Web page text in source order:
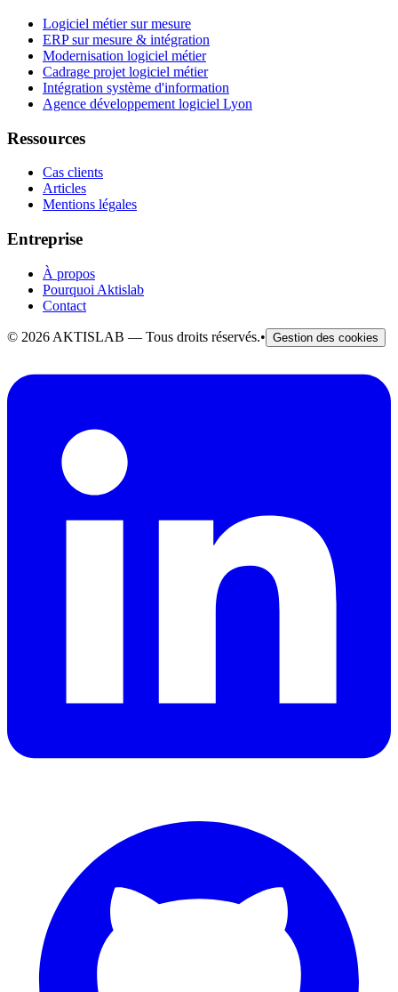
Logiciel métier sur mesure
ERP sur mesure & intégration
Modernisation logiciel métier
Cadrage projet logiciel métier
Intégration système d'information
Agence développement logiciel Lyon
Ressources
Cas clients
Articles
Mentions légales
Entreprise
À propos
Pourquoi Aktislab
Contact
© 2026 AKTISLAB — Tous droits réservés.• Gestion des cookies